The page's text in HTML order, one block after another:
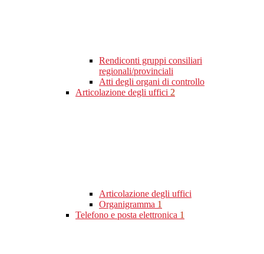
Rendiconti gruppi consiliari
regionali/provinciali
Atti degli organi di controllo
Articolazione degli uffici 2
Articolazione degli uffici
Organigramma 1
Telefono e posta elettronica 1